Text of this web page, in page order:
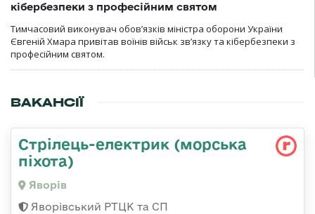
кібербезпеки з професійним святом
Тимчасовий виконувач обов’язків міністра оборони України
Євгеній Хмара привітав воїнів військ зв’язку та кібербезпеки з
професійним святом.
ВАКАНСІЇ
Стрілець-електрик (морська
піхота)
Яворів
Яворівський РТЦК та СП